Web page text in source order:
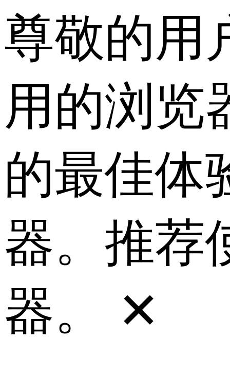
尊敬的用
用的浏览
的最佳体
器。推荐
器。
✕